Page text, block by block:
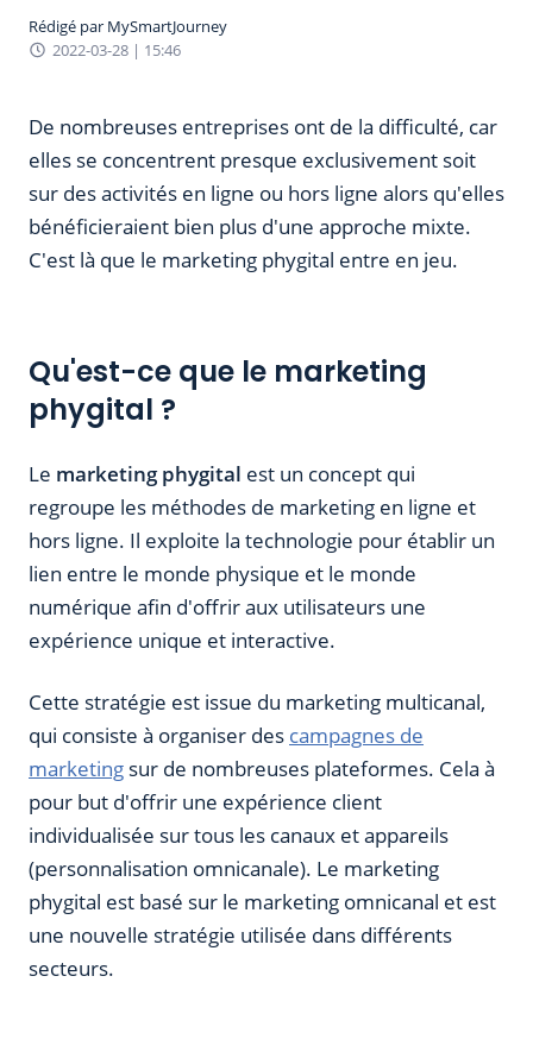
Rédigé par MySmartJourney
2022-03-28 | 15:46
De nombreuses entreprises ont de la difficulté, car
elles se concentrent presque exclusivement soit
sur des activités en ligne ou hors ligne alors qu'elles
bénéficieraient bien plus d'une approche mixte.
C'est là que le marketing phygital entre en jeu.
Qu'est-ce que le marketing
phygital ?
Le marketing phygital est un concept qui
regroupe les méthodes de marketing en ligne et
hors ligne. Il exploite la technologie pour établir un
lien entre le monde physique et le monde
numérique afin d'offrir aux utilisateurs une
expérience unique et interactive.
Cette stratégie est issue du marketing multicanal,
qui consiste à organiser des campagnes de
marketing sur de nombreuses plateformes. Cela à
pour but d'offrir une expérience client
individualisée sur tous les canaux et appareils
(personnalisation omnicanale). Le marketing
phygital est basé sur le marketing omnicanal et est
une nouvelle stratégie utilisée dans différents
secteurs.